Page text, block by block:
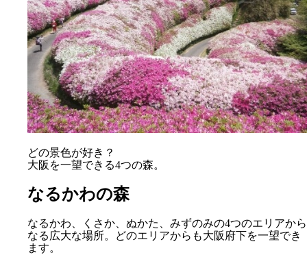
どの景色が好き？
大阪を一望できる4つの森。
なるかわの森
なるかわ、くさか、ぬかた、みずのみの4つのエリアから
なる広大な場所。どのエリアからも大阪府下を一望でき
ます。